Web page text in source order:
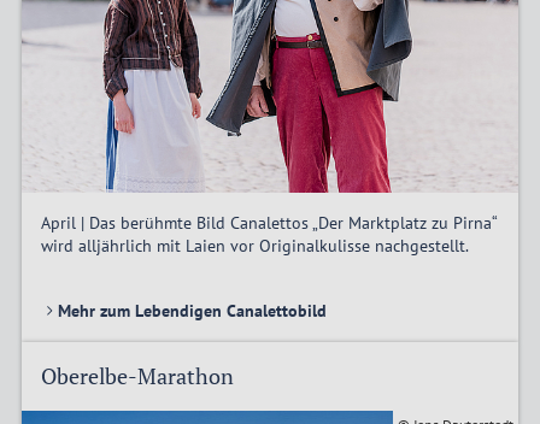
April | Das berühmte Bild Canalettos „Der Marktplatz zu Pirna“
wird alljährlich mit Laien vor Originalkulisse nachgestellt.
Mehr zum Lebendigen Canalettobild
Oberelbe-Marathon